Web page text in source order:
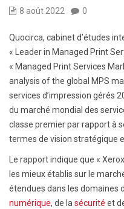
8 août 2022 0
Quocirca, cabinet d’études
« Leader in Managed Print
« Managed Print Services
analysis of the global MPS
services d’impression gérés
du marché mondial des
classe premier par rapport à
termes de vision stratégique
Le rapport indique que «
les mieux établis sur le
étendues dans les domaines
numérique, de lasécurité et